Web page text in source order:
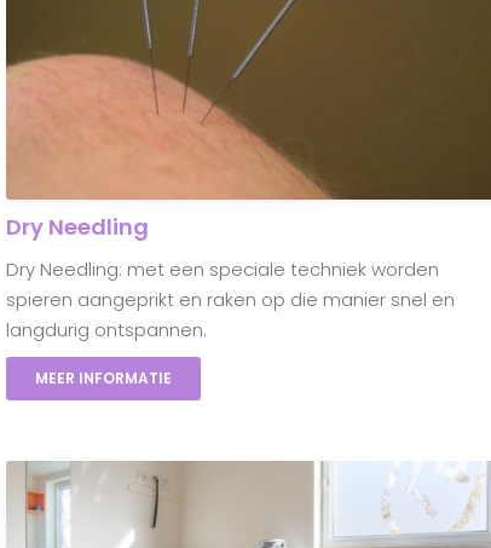
Dry Needling
Dry Needling: met een speciale techniek worden
spieren aangeprikt en raken op die manier snel en
langdurig ontspannen.
MEER INFORMATIE